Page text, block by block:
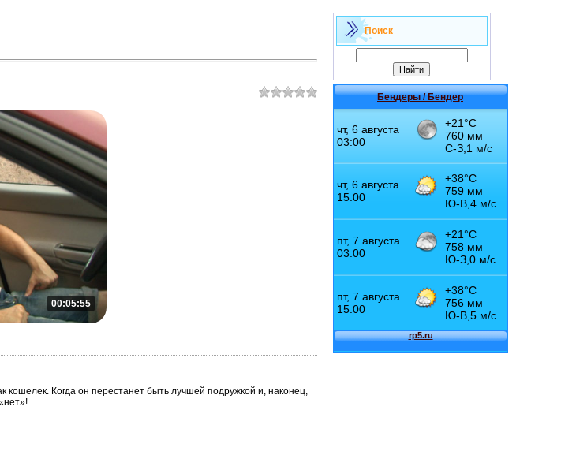
00:05:55
кошелек. Когда он перестанет быть лучшей подружкой и, наконец,
Поиск
Бендеры / Бендер